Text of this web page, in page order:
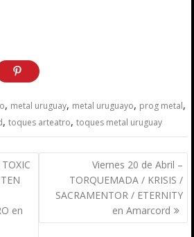
, metal uruguay, metal uruguayo, prog metal,
,toques arteatro,toques metal uruguay
en
Viernes 20 de Abril –
TORQUEMADA / KRISIS /
SACRAMENTOR / ETERNITY
en Amarcord